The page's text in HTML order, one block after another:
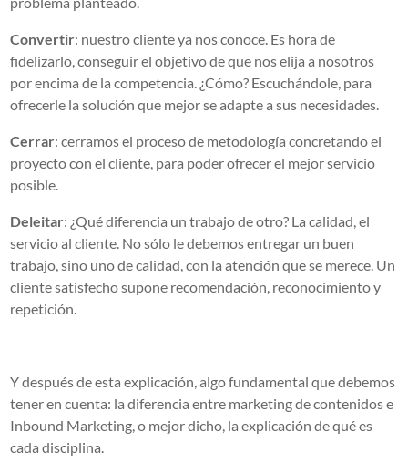
Convertir: nuestro cliente ya nos conoce. Es hora de
fidelizarlo, conseguir el objetivo de que nos elija a nosotros
por encima de la competencia. ¿Cómo? Escuchándole, para
ofrecerle la solución que mejor se adapte a sus necesidades.
Cerrar: cerramos el proceso de metodología concretando el
proyecto con el cliente, para poder ofrecer el mejor servicio
posible.
Deleitar: ¿Qué diferencia un trabajo de otro? La calidad, el
servicio al cliente. No sólo le debemos entregar un buen
trabajo, sino uno de calidad, con la atención que se merece. Un
cliente satisfecho supone recomendación, reconocimiento y
repetición.
Y después de esta explicación, algo fundamental que debemos
tener en cuenta: la diferencia entre marketing de contenidos e
Inbound Marketing, o mejor dicho, la explicación de qué es
cada disciplina.